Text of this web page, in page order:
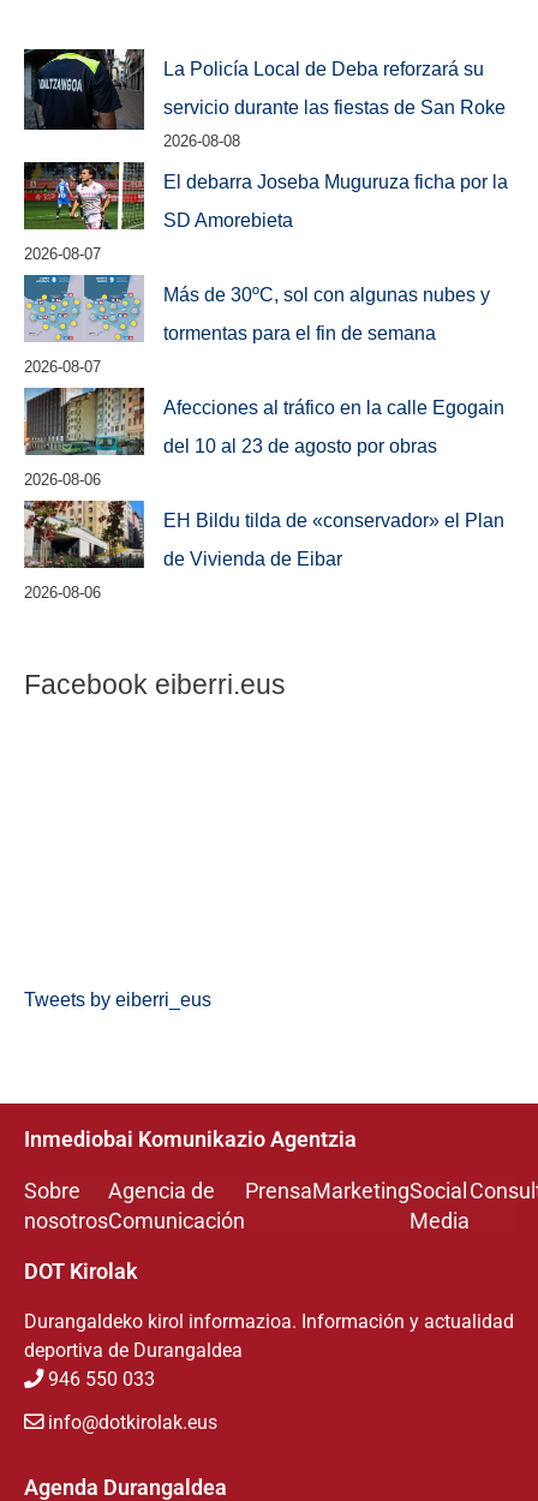
La Policía Local de Deba reforzará su
servicio durante las fiestas de San Roke
2026-08-08
El debarra Joseba Muguruza ficha por la
SD Amorebieta
2026-08-07
Más de 30ºC, sol con algunas nubes y
tormentas para el fin de semana
2026-08-07
Afecciones al tráfico en la calle Egogain
del 10 al 23 de agosto por obras
2026-08-06
EH Bildu tilda de «conservador» el Plan
de Vivienda de Eibar
2026-08-06
Facebook eiberri.eus
Tweets by eiberri_eus
Inmediobai Komunikazio Agentzia
Sobre
nosotros
Agencia de
Comunicación
PrensaMarketingSocial
Media
DOT Kirolak
Durangaldeko kirol informazioa. Información y actualidad
deportiva de Durangaldea
946 550 033
info@dotkirolak.eus
Agenda Durangaldea